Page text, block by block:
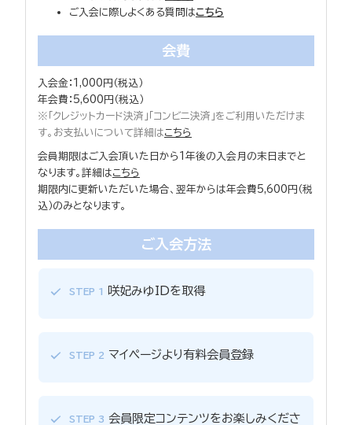
ご入会に際しよくある質問はこちら
会費
入会金：1,000円（税込）
年会費：5,600円（税込）
※「クレジットカード決済」「コンビニ決済」をご利用いただけま
す。お支払いについて詳細はこちら
会員期限はご入会頂いた日から1年後の入会月の末日までと
なります。詳細はこちら
期限内に更新いただいた場合、翌年からは年会費5,600円（税
込）のみとなります。
ご入会方法
STEP 1 咲妃みゆIDを取得
STEP 2 マイページより有料会員登録
STEP 3
会員限定コンテンツをお楽しみくださ